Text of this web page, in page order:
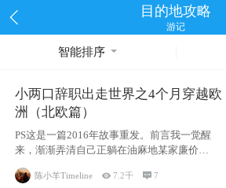
目的地攻略
游记
智能排序
小两口辞职出走世界之4个月穿越欧
洲（北欧篇）
PS这是一篇2016年故事重发。前言我一觉醒
来，渐渐弄清自己正躺在油麻地某家廉价宾
馆
陈小羊Timeline 7.2千 7